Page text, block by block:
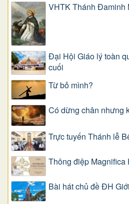
VHTK Thánh Đaminh
Đại Hội Giáo lý toàn
cuối
Từ bỏ mình?
Có dừng chân nhưng
Trực tuyến Thánh lễ
Thông điệp Magnifica
Bài hát chủ đề ĐH